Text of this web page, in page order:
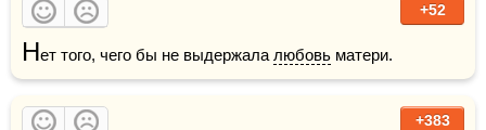
+52
Нет того, чего бы не выдержала любовь матери.
+383